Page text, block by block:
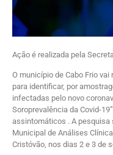
Ação é realizada pela
O município de Cabo Frio
para identificar, por
infectadas pelo novo
Soroprevalência da Covid-
assintomáticos . A pesquisa
Municipal de Análises
Cristóvão, nos dias 2 e 3 de